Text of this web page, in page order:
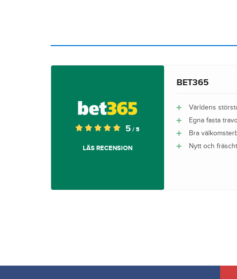
5 / 5
LÄS RECENSION
BET365
Världens
Egna fasta
Bra
Nytt och